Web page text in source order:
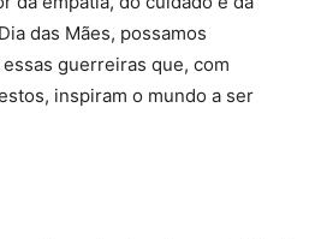
das Mães, possamos
guerreiras que, com
inspiram o mundo a ser